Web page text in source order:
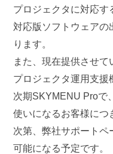
プロジェクタに対応す
対応版ソフトウェアの
ります。
また、現在提供させ
プロジェクタ運用支援
次期SKYMENU Proで
使いになるお客様につ
次第、弊社サポートペ
可能になる予定です。